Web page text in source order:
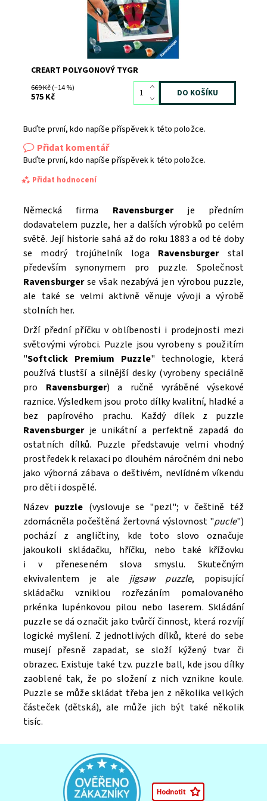
CREART POLYGONOVÝ TYGR
669 Kč(–14 %)
575 Kč
Buďte první, kdo napíše příspěvek k této položce.
Přidat komentář
Buďte první, kdo napíše příspěvek k této položce.
Přidat hodnocení
Souhlasím seZpracováním osobních údajů.
Německá firma Ravensburgerje předním
dodavatelem puzzle, her a dalších výrobků po celém
světě. Její historie sahá až do roku 1883 a od té doby
se modrý trojúhelník loga Ravensburgerstal
především synonymem pro puzzle. Společnost
Ravensburgerse však nezabývá jen výrobou puzzle,
ale také se velmi aktivně věnuje vývoji a výrobě
stolních her.
Drží přední příčku v oblíbenosti i prodejnosti mezi
světovými výrobci. Puzzle jsou vyrobeny s použitím
"Softclick Premium Puzzle" technologie, která
používá tlustší a silnější desky (vyrobeny speciálně
pro Ravensburger) a ručně vyráběné výsekové
raznice. Výsledkem jsou proto dílky kvalitní, hladké a
bez papírového prachu. Každý dílek z puzzle
Ravensburgerje unikátní a perfektně zapadá do
ostatních dílků. Puzzle představuje velmi vhodný
prostředek k relaxaci po dlouhém náročném dni nebo
jako výborná zábava o deštivém, nevlídném víkendu
pro děti i dospělé.
Název puzzle (vyslovuje se "pɐzl"; v češtině též
zdomácněla počeštěná žertovná výslovnost "pucle")
pochází z angličtiny, kde toto slovo označuje
jakoukoli skládačku, hříčku, nebo také křížovku
i v přeneseném slova smyslu. Skutečným
ekvivalentem je ale jigsaw puzzle, popisující
skládačku vzniklou rozřezáním pomalovaného
prkénka lupénkovou pilou nebo laserem. Skládání
puzzle se dá označit jako tvůrčí činnost, která rozvíjí
logické myšlení. Z jednotlivých dílků, které do sebe
musejí přesně zapadat, se složí kýžený tvar či
obrazec. Existuje také tzv. puzzle ball, kde jsou dílky
zaoblené tak, že po složení z nich vznikne koule.
Puzzle se může skládat třeba jen z několika velkých
částeček (dětská), ale může jich být také několik
tisíc.